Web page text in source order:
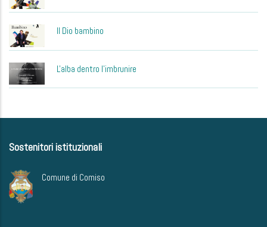
Il Dio bambino
L'alba dentro l'imbrunire
Sostenitori istituzionali
Comune di Comiso